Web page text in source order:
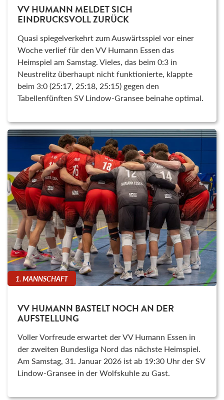
VV HUMANN MELDET SICH
EINDRUCKSVOLL ZURÜCK
Quasi spiegelverkehrt zum Auswärtsspiel vor einer
Woche verlief für den VV Humann Essen das
Heimspiel am Samstag. Vieles, das beim 0:3 in
Neustrelitz überhaupt nicht funktionierte, klappte
beim 3:0 (25:17, 25:18, 25:15) gegen den
Tabellenfünften SV Lindow-Gransee beinahe optimal.
1. MANNSCHAFT
VV HUMANN BASTELT NOCH AN DER
AUFSTELLUNG
Voller Vorfreude erwartet der VV Humann Essen in
der zweiten Bundesliga Nord das nächste Heimspiel.
Am Samstag, 31. Januar 2026 ist ab 19:30 Uhr der SV
Lindow-Gransee in der Wolfskuhle zu Gast.